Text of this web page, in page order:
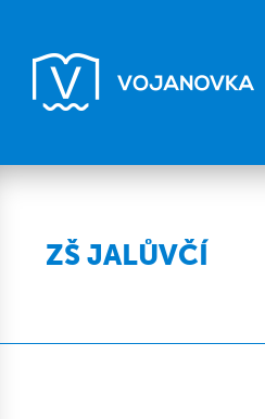
ZŠ JALŮVČÍ